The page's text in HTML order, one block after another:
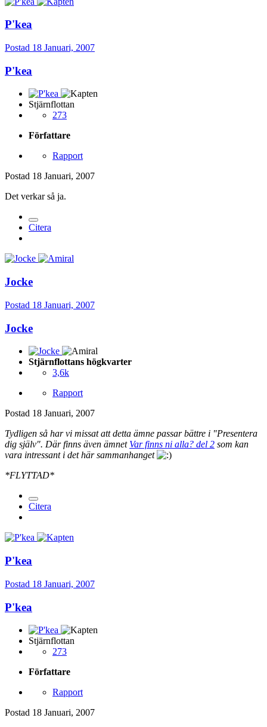
P'kea
Postad 18 Januari, 2007
P'kea
Stjärnflottan
273
Författare
Rapport
Postad 18 Januari, 2007
Det verkar så ja.
Citera
Jocke
Postad 18 Januari, 2007
Jocke
Stjärnflottans högkvarter
3,6k
Rapport
Postad 18 Januari, 2007
Tydligen så har vi missat att detta ämne passar bättre i "Presentera
dig själv". Där finns även ämnet Var finns ni alla? del 2 som kan
vara intressant i det här sammanhanget
*FLYTTAD*
Citera
P'kea
Postad 18 Januari, 2007
P'kea
Stjärnflottan
273
Författare
Rapport
Postad 18 Januari, 2007